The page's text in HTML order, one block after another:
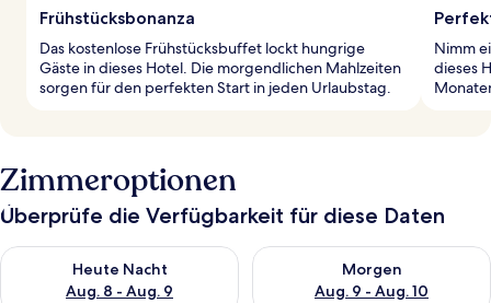
Frühstücksbonanza
Das kostenlose Frühstücksbuffet lockt hungrige
Gäste in dieses Hotel. Die morgendlichen Mahlzeiten
sorgen für den perfekten Start in jeden Urlaubstag.
Nimm
dieses
Zimmeroptionen
Überprüfe die Verfügbarkeit für diese Daten
Heute Nacht
Aug. 8 - Aug. 9
Überprüfe die Verfügbarkeit für heute Nacht, Aug. 8 - Aug. 9.
Morgen
Aug. 9 - Aug. 10
Überprüfe die Verfügbarkeit